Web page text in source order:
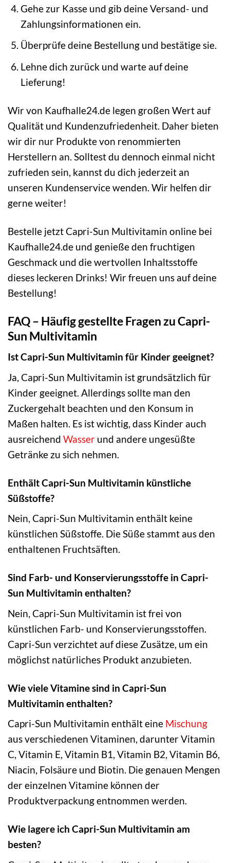
Gehe zur Kasse und gib deine Versand- und
Zahlungsinformationen ein.
Überprüfe deine Bestellung und bestätige sie.
Lehne dich zurück und warte auf deine
Lieferung!
Wir von Kaufhalle24.de legen großen Wert auf
Qualität und Kundenzufriedenheit. Daher bieten
wir dir nur Produkte von renommierten
Herstellern an. Solltest du dennoch einmal nicht
zufrieden sein, kannst du dich jederzeit an
unseren Kundenservice wenden. Wir helfen dir
gerne weiter!
Bestelle jetzt Capri-Sun Multivitamin online bei
Kaufhalle24.de und genieße den fruchtigen
Geschmack und die wertvollen Inhaltsstoffe
dieses leckeren Drinks! Wir freuen uns auf deine
Bestellung!
FAQ – Häufig gestellte Fragen zu Capri-
Sun Multivitamin
Ist Capri-Sun Multivitamin für Kinder geeignet?
Ja, Capri-Sun Multivitamin ist grundsätzlich für
Kinder geeignet. Allerdings sollte man den
Zuckergehalt beachten und den Konsum in
Maßen halten. Es ist wichtig, dass Kinder auch
ausreichend Wasser und andere ungesüßte
Getränke zu sich nehmen.
Enthält Capri-Sun Multivitamin künstliche
Süßstoffe?
Nein, Capri-Sun Multivitamin enthält keine
künstlichen Süßstoffe. Die Süße stammt aus den
enthaltenen Fruchtsäften.
Sind Farb- und Konservierungsstoffe in Capri-
Sun Multivitamin enthalten?
Nein, Capri-Sun Multivitamin ist frei von
künstlichen Farb- und Konservierungsstoffen.
Capri-Sun verzichtet auf diese Zusätze, um ein
möglichst natürliches Produkt anzubieten.
Wie viele Vitamine sind in Capri-Sun
Multivitamin enthalten?
Capri-Sun Multivitamin enthält eine Mischung
aus verschiedenen Vitaminen, darunter Vitamin
C, Vitamin E, Vitamin B1, Vitamin B2, Vitamin B6,
Niacin, Folsäure und Biotin. Die genauen Mengen
der einzelnen Vitamine können der
Produktverpackung entnommen werden.
Wie lagere ich Capri-Sun Multivitamin am
besten?